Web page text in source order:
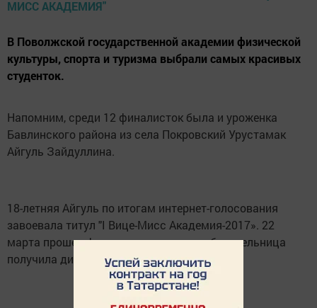
В Поволжской государственной академии физической
культуры, спорта и туризма выбрали самых красивых
студенток.
Напомним, среди 12 финалисток была и уроженка
Бавлинского района из села Покровский Урустамак
Айгуль Зайдуллина.
18-летняя Айгуль по итогам интернет-голосования
завоевала титул "I Вице-Мисс Академия-2017». 22
марта прошел финал конкурса, где победительница
получила диплом и подарок.